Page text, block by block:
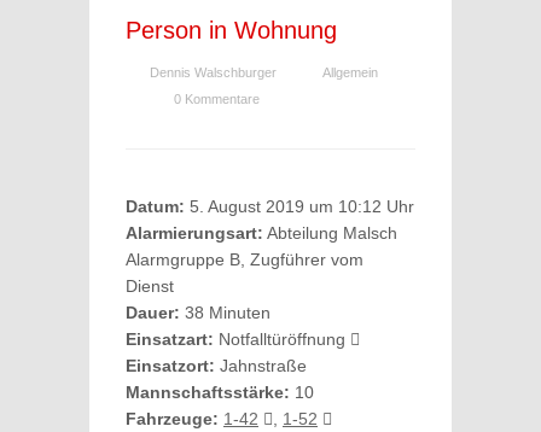
Person in Wohnung
Dennis Walschburger
Allgemein
0 Kommentare
Datum: 5. August 2019 um 10:12 Uhr
Alarmierungsart: Abteilung Malsch
Alarmgruppe B, Zugführer vom
Dienst
Dauer: 38 Minuten
Einsatzart: Notfalltüröffnung
Einsatzort: Jahnstraße
Mannschaftsstärke: 10
Fahrzeuge: 1-42
1-52